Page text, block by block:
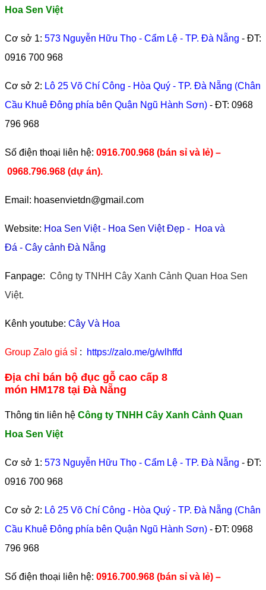
Hoa Sen Việt
Cơ sở 1: 573 Nguyễn Hữu Thọ - Cẩm Lệ - TP. Đà Nẵng - ĐT:
0916 700 968
Cơ sở 2: Lô 25 Võ Chí Công - Hòa Quý - TP. Đà Nẵng (Chân
Cầu Khuê Đông phía bên Quận Ngũ Hành Sơn) - ĐT: 0968
796 968
​Số điện thoại liên hệ: 0916.700.968 (bán sỉ và lẻ) –
0968.796.968 (dự án).
Email: hoasenvietdn@gmail.com
Website: Hoa Sen Việt- Hoa Sen Việt Đẹp - Hoa và
Đá - Cây cảnh Đà Nẵng
Fanpage: Công ty TNHH Cây Xanh Cảnh Quan Hoa Sen
Việt.
Kênh youtube: Cây Và Hoa
Group Zalo giá sỉ : https://zalo.me/g/wlhffd
Địa chỉ bán bộ đục gỗ cao cấp 8
món HM178 tại Đà Nẵng
Thông tin liên hệ Công ty TNHH Cây Xanh Cảnh Quan
Hoa Sen Việt
Cơ sở 1: 573 Nguyễn Hữu Thọ - Cẩm Lệ - TP. Đà Nẵng - ĐT:
0916 700 968
Cơ sở 2: Lô 25 Võ Chí Công - Hòa Quý - TP. Đà Nẵng (Chân
Cầu Khuê Đông phía bên Quận Ngũ Hành Sơn) - ĐT: 0968
796 968
​Số điện thoại liên hệ: 0916.700.968 (bán sỉ và lẻ) –